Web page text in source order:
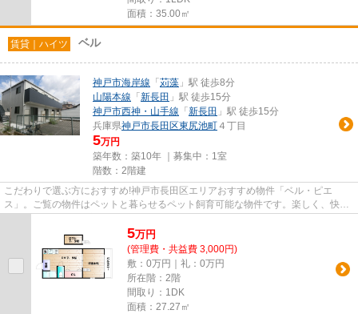
面積：35.00㎡
賃貸｜ハイツ ベル
神戸市海岸線 「 苅藻 」駅 徒歩8分
山陽本線 「 新長田 」駅 徒歩15分
神戸市西神・山手線 「 新長田 」駅 徒歩15分
兵庫県神戸市長田区東尻池町 ４丁目
5万円
築年数：築10年 ｜募集中： 1室
階数：2階建
こだわりで選ぶ方におすすめ!神戸市長田区エリアおすすめ物件「ベル・ピエ
ス」。ご覧の物件はペットと暮らせるペット飼育可能な物件です。楽しく、快適
5万円
(管理費・共益費 3,000円)
敷：0万円｜礼：0万円
所在階：2階
間取り：1DK
面積：27.27㎡